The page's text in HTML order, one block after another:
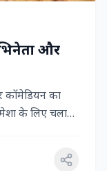
और
का
के लिए चला